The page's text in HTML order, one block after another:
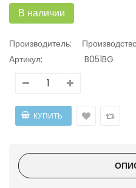
В наличии
Производитель:
Артикул:
B051BG